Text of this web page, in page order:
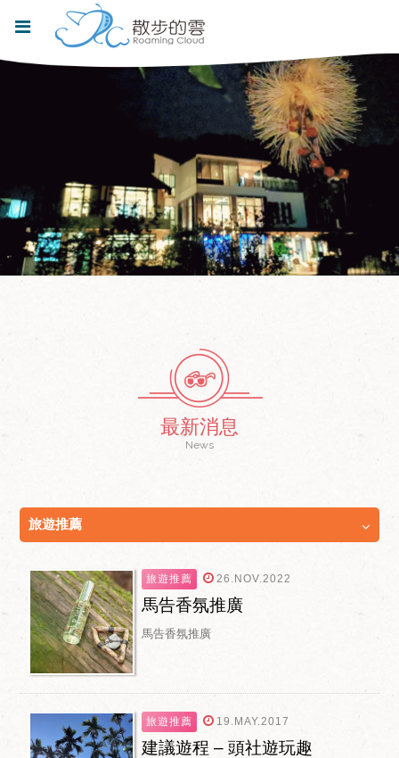
最新消息
News
旅遊推薦
旅遊推薦 26.NOV.2022
馬告香氛推廣
馬告香氛推廣
旅遊推薦 19.MAY.2017
建議遊程 – 頭社遊玩趣